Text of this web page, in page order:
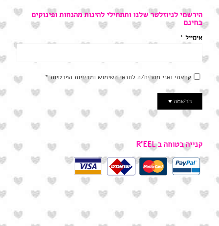
הירשמי לניוזלטר שלנו ותתחילי להינות מהנחות ופינוקים
בחינם
אימייל *
קראתי ואני מסכים/ה לתנאי השימוש ומדיניות הפרטיות*
קנייה בטוחה ב R’EEL